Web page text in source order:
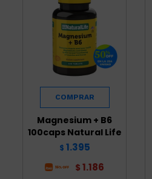
Magnesium + B6
100caps Natural Life
$ 1.395
$ 1.186